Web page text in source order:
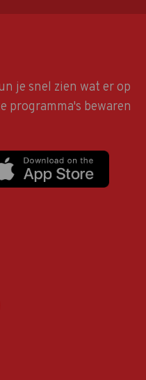
je snel zien wat er op
programma's bewaren